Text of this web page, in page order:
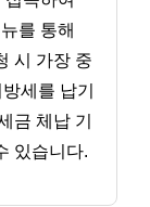
를 통해
시 가장 중
세를 납기
금 체납 기
있습니다.